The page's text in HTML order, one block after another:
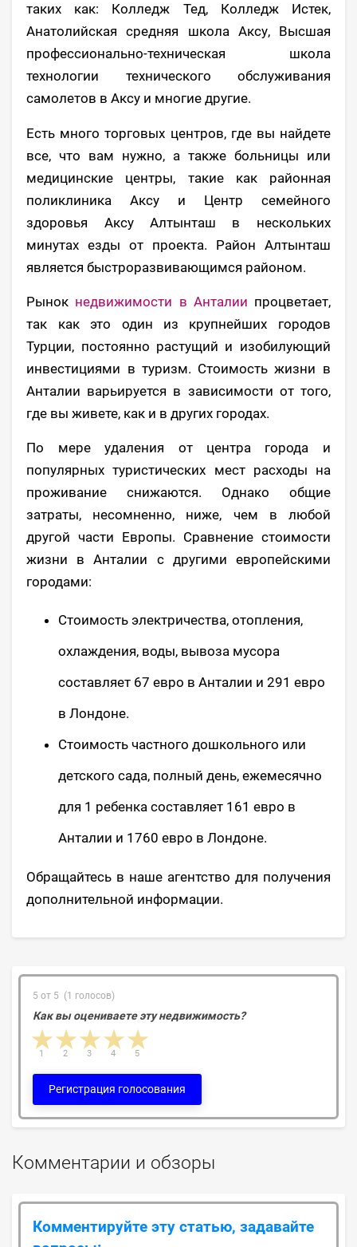
таких как: Колледж Тед, Колледж Истек,
Анатолийская средняя школа Аксу, Высшая
профессионально-техническая школа
технологии технического обслуживания
самолетов в Аксу и многие другие.
Есть много торговых центров, где вы найдете
все, что вам нужно, а также больницы или
медицинские центры, такие как районная
поликлиника Аксу и Центр семейного
здоровья Аксу Алтынташ в нескольких
минутах езды от проекта. Район Алтынташ
является быстроразвивающимся районом.
Рынок недвижимости в Анталии процветает,
так как это один из крупнейших городов
Турции, постоянно растущий и изобилующий
инвестициями в туризм. Стоимость жизни в
Анталии варьируется в зависимости от того,
где вы живете, как и в других городах.
По мере удаления от центра города и
популярных туристических мест расходы на
проживание снижаются. Однако общие
затраты, несомненно, ниже, чем в любой
другой части Европы. Сравнение стоимости
жизни в Анталии с другими европейскими
городами:
Стоимость электричества, отопления,
охлаждения, воды, вывоза мусора
составляет 67 евро в Анталии и 291 евро
в Лондоне.
Стоимость частного дошкольного или
детского сада, полный день, ежемесячно
для 1 ребенка составляет 161 евро в
Анталии и 1760 евро в Лондоне.
Обращайтесь в наше агентство для получения
дополнительной информации.
5 от 5 (1 голосов)
Как вы оцениваете эту недвижимость?
4 stars
3 stars
2 stars
1 star 5
4
3
2
1
Регистрация голосования
Комментарии и обзоры
Комментируйте эту статью, задавайте